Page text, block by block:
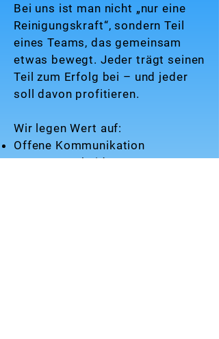
Bei uns ist man nicht „nur eine
Reinigungskraft“, sondern Teil
eines Teams, das gemeinsam
etwas bewegt. Jeder trägt seinen
Teil zum Erfolg bei – und jeder
soll davon profitieren.
Wir legen Wert auf:
Offene Kommunikation
Kurze Entscheidungswege